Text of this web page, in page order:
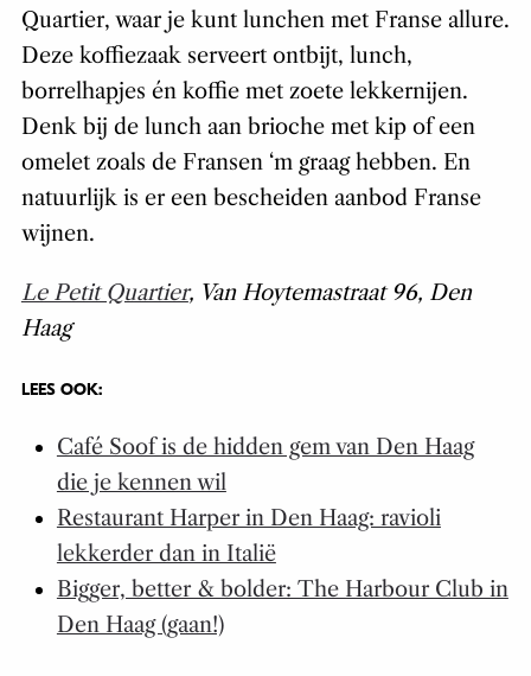
Quartier, waar je kunt lunchen met Franse allure.
Deze koffiezaak serveert ontbijt, lunch,
borrelhapjes én koffie met zoete lekkernijen.
Denk bij de lunch aan brioche met kip of een
omelet zoals de Fransen ‘m graag hebben. En
natuurlijk is er een bescheiden aanbod Franse
wijnen.
Le Petit Quartier, Van Hoytemastraat 96, Den
Haag
LEES OOK:
Café Soof is de hidden gem van Den Haag
die je kennen wil
Restaurant Harper in Den Haag: ravioli
lekkerder dan in Italië
Bigger, better & bolder: The Harbour Club in
Den Haag (gaan!)